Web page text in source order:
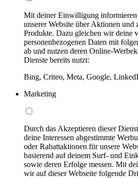
Mit deiner Einwilligung informieren
unserer Website über Aktionen und
Produkte. Dazu gleichen wir deine
personenbezogenen Daten mit
ab und nutzen deren Online-
Dienste bereits nutzt:
Bing, Criteo, Meta, Google,
Marketing
Durch das Akzeptieren dieser
deine Interessen abgestimmte
oder Rabattaktionen für unsere
basierend auf deinem Surf- und
sowie deren Erfolge messen. Mit
wir auf dieser Webseite folgende